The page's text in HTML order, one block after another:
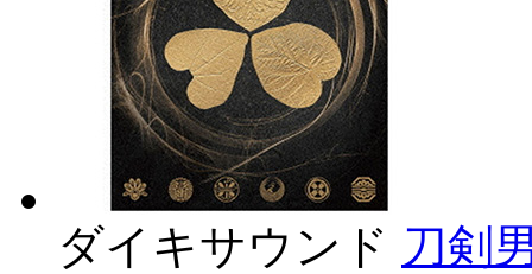
ダイキサウンド 刀剣